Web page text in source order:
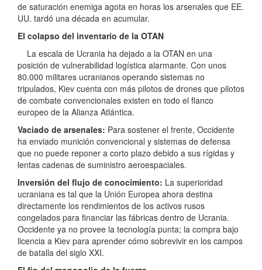
de saturación enemiga agota en horas los arsenales que EE.
UU. tardó una década en acumular.
El colapso del inventario de la OTAN
La escala de Ucrania ha dejado a la OTAN en una
posición de vulnerabilidad logística alarmante. Con unos
80.000 militares ucranianos operando sistemas no
tripulados, Kiev cuenta con más pilotos de drones que pilotos
de combate convencionales existen en todo el flanco
europeo de la Alianza Atlántica.
Vaciado de arsenales: Para sostener el frente, Occidente
ha enviado munición convencional y sistemas de defensa
que no puede reponer a corto plazo debido a sus rígidas y
lentas cadenas de suministro aeroespaciales.
Inversión del flujo de conocimiento: La superioridad
ucraniana es tal que la Unión Europea ahora destina
directamente los rendimientos de los activos rusos
congelados para financiar las fábricas dentro de Ucrania.
Occidente ya no provee la tecnología punta; la compra bajo
licencia a Kiev para aprender cómo sobrevivir en los campos
de batalla del siglo XXI.